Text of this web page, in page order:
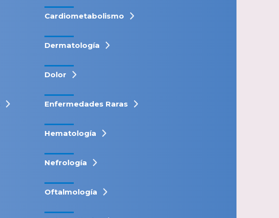
Cardiometabolismo
Dermatología
Dolor
Enfermedades Raras
Hematología
Nefrología
Oftalmología